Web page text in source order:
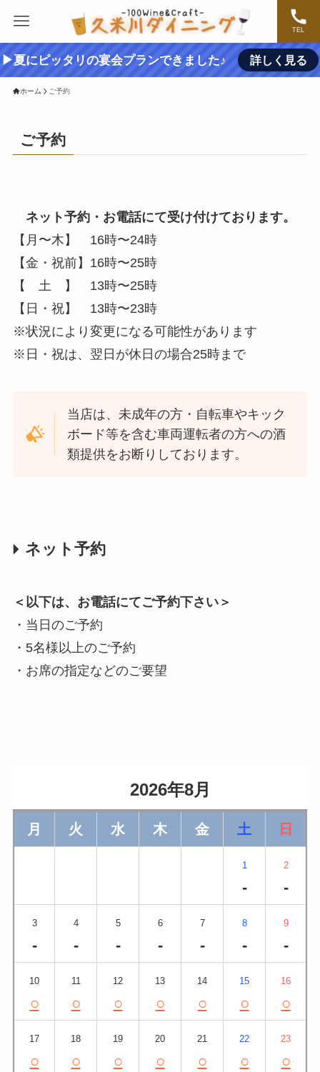
TEL
▶夏にピッタリの宴会プランできました♪ 詳しく見る
ホーム ご予約
ご予約
ネット予約・お電話にて受け付けております。
【月〜木】 16時〜24時
【金・祝前】16時〜25時
【 土 】 13時〜25時
【日・祝】 13時〜23時
※状況により変更になる可能性があります
※日・祝は、翌日が休日の場合25時まで
当店は、未成年の方・自転車やキック
ボード等を含む車両運転者の方への酒
類提供をお断りしております。
ネット予約
＜以下は、お電話にてご予約下さい＞
・当日のご予約
・5名様以上のご予約
・お席の指定などのご要望
                    2026年8月
月 火 水 木 金 土 日
1
-
2
-
3
-
4
-
5
-
6
-
7
-
8
-
9
-
10
○
11
○
12
○
13
○
14
○
15
○
16
○
17
○
18
○
19
○
20
○
21
○
22
○
23
○